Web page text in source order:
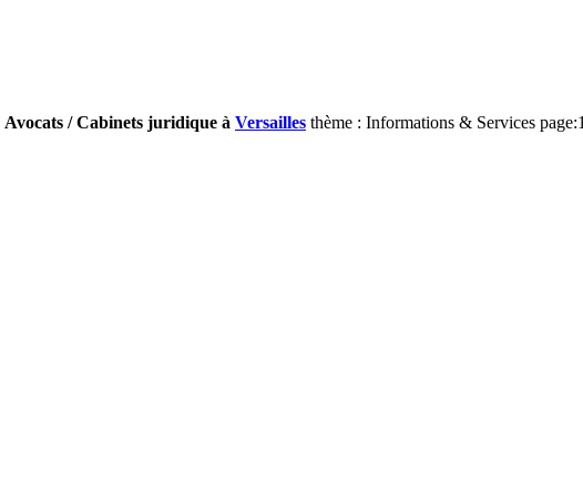
Avocats / Cabinets juridique à Versailles thème : Informations & Services